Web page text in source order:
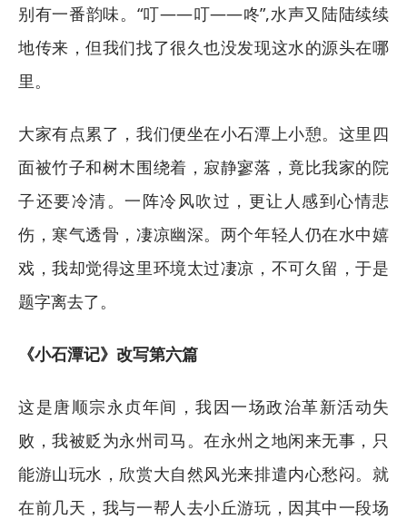
别有一番韵味。“叮——叮——咚”,水声又陆陆续续
地传来，但我们找了很久也没发现这水的源头在哪
里。
大家有点累了，我们便坐在小石潭上小憩。这里四
面被竹子和树木围绕着，寂静寥落，竟比我家的院
子还要冷清。一阵冷风吹过，更让人感到心情悲
伤，寒气透骨，凄凉幽深。两个年轻人仍在水中嬉
戏，我却觉得这里环境太过凄凉，不可久留，于是
题字离去了。
《小石潭记》改写第六篇
这是唐顺宗永贞年间，我因一场政治革新活动失
败，我被贬为永州司马。在永州之地闲来无事，只
能游山玩水，欣赏大自然风光来排遣内心愁闷。就
在前几天，我与一帮人去小丘游玩，因其中一段场